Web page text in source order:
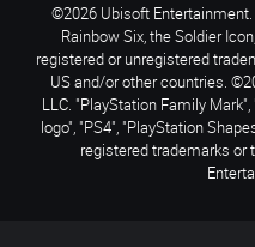
©2026 Ubisoft Entertainment.
Rainbow Six, the Soldier
registered or unregistered
US and/or other countries.
LLC. "PlayStation Family Mark",
logo", "PS4", "PlayStation
registered trademarks or